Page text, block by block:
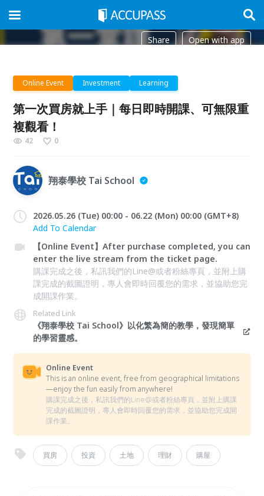
Share Open with app
Online Event Investment Learning
第一次買房就上手｜每日即時開課、可無限重
複觀看！
42 0
翔泰學校 Tai School
2026.05.26 (Tue) 00:00 - 06.22 (Mon) 00:00 (GMT+8)
Add To Calendar
【Online Event】After purchase completed, you can
enter the live stream from the ticket page.
購課完成之後，私訊我們的Line@或者粉絲專頁，並附上購
課完成的截圖證明，專人會即時回覆您的需求，並協助您完
成開課作業。
Related Link
《翔泰學校 Tai School》以化繁為簡的教學，發現簡單
的學習靈感。
Online Event
This is an online event, free from geographical limitations
—enjoy the fun easily from anywhere!
購課完成之後，私訊我們的Line@或者粉絲專頁，並附上購課
完成的截圖證明，專人會即時回覆您的需求，並協助您完成開
課作業。
買房 投資 土地 理財 購屋